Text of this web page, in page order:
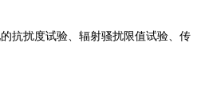
抗扰度试验、辐射骚扰限值试验、传